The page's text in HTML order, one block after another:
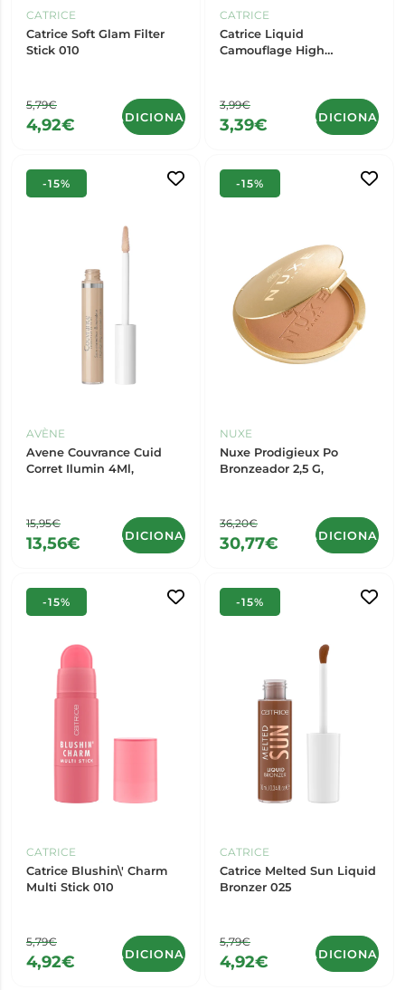
CATRICE
Catrice Soft Glam Filter
Stick 010
5,79€
4,92€ ADICIONAR
CATRICE
Catrice Liquid
Camouflage High
3,99€
3,39€ ADICIONAR
-15%
AVÈNE
Avene Couvrance Cuid
Corret Ilumin 4Ml,
15,95€
13,56€ ADICIONAR
-15%
NUXE
Nuxe Prodigieux Po
Bronzeador 2,5 G,
36,20€
30,77€ ADICIONAR
-15%
CATRICE
Catrice Blushin\' Charm
Multi Stick 010
5,79€
4,92€ ADICIONAR
-15%
CATRICE
Catrice Melted Sun Liquid
Bronzer 025
5,79€
4,92€ ADICIONAR